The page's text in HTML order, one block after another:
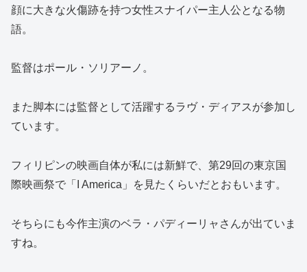
顔に大きな火傷跡を持つ女性スナイパー主人公となる物
語。
監督はポール・ソリアーノ。
また脚本には監督として活躍するラヴ・ディアスが参加し
ています。
フィリピンの映画自体が私には新鮮で、第29回の東京国
際映画祭で「I America」を見たくらいだとおもいます。
そちらにも今作主演のベラ・パディーリャさんが出ていま
すね。